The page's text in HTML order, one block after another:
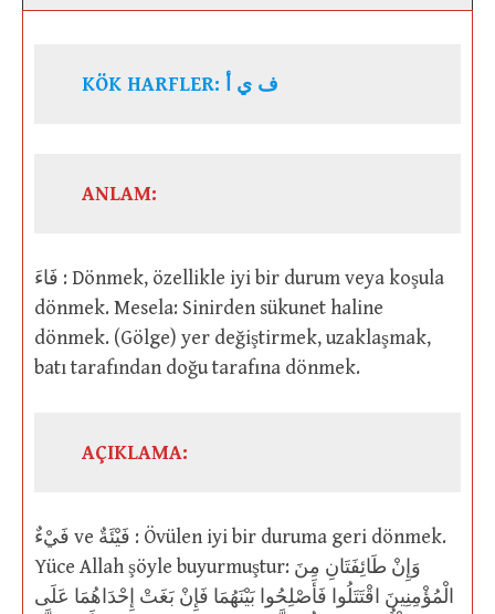
KÖK HARFLER: ف ي أ
ANLAM:
فَاءَ : Dönmek, özellikle iyi bir durum veya koşula
dönmek. Mesela: Sinirden sükunet haline
dönmek. (Gölge) yer değiştirmek, uzaklaşmak,
batı tarafından doğu tarafına dönmek.
AÇIKLAMA:
فَيْءٌ ve فَيْئَةٌ : Övülen iyi bir duruma geri dönmek.
Yüce Allah şöyle buyurmuştur: وَإِنْ طَائِفَتَانِ مِنَ
الْمُؤْمِنِينَ اقْتَتَلُوا فَأَصْلِحُوا بَيْنَهُمَا فَإِنْ بَغَتْ إِحْدَاهُمَا عَلَى